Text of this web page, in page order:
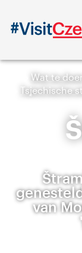
Wat te
Tsjechische
van